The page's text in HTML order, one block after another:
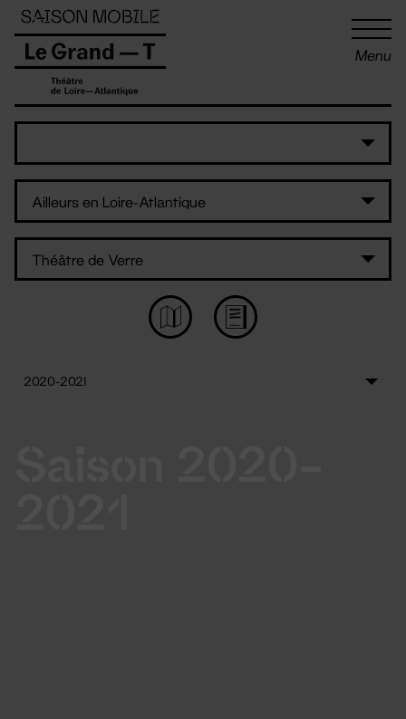
Menu
Panneau de gestion des cookies